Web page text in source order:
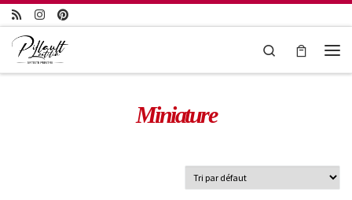
Passer au contenu
Search
Miniature